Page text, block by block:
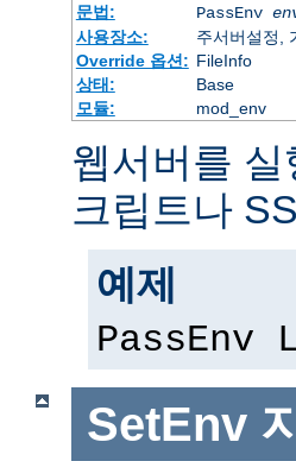
문법:
PassEnv
사용장소:
주서버설정,
Override 옵션: FileInfo
상태:
Base
모듈:
mod_env
웹서버를
크립트나
예제
PassEnv
SetEnv